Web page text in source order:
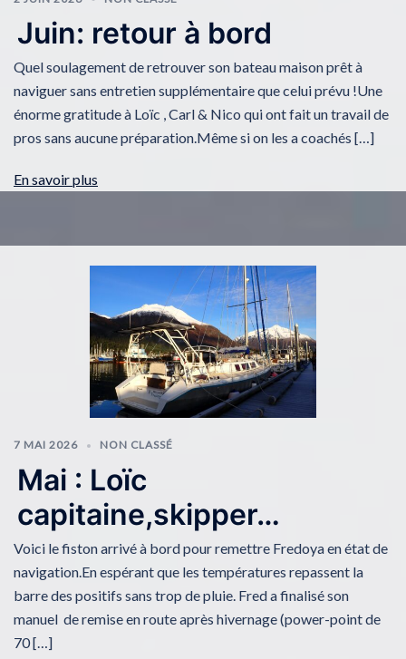
Juin: retour à bord
Quel soulagement de retrouver son bateau maison prêt à
naviguer sans entretien supplémentaire que celui prévu !Une
énorme gratitude à Loïc , Carl & Nico qui ont fait un travail de
pros sans aucune préparation.Même si on les a coachés […]
En savoir plus
7 MAI 2026 NON CLASSÉ
Mai : Loïc
capitaine,skipper…
Voici le fiston arrivé à bord pour remettre Fredoya en état de
navigation.En espérant que les températures repassent la
barre des positifs sans trop de pluie. Fred a finalisé son
manuel de remise en route après hivernage (power-point de
70 […]